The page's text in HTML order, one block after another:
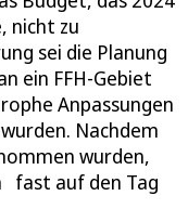
nicht zu
sei die Planung
ein FFH-Gebiet
Anpassungen
Nachdem
wurden,
fast auf den Tag